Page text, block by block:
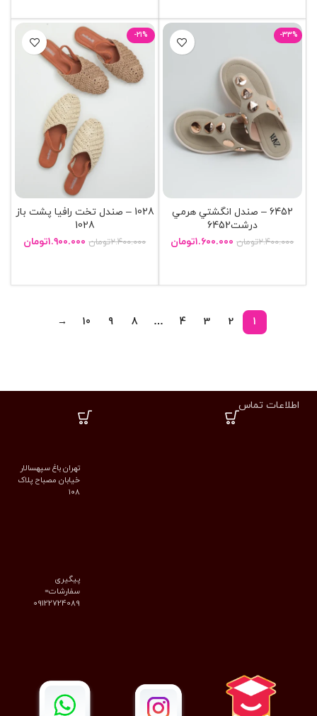
-33%
6452 – صندل انگشتي هرمي
درشت6452
۲.۴۰۰.۰۰۰تومان ۱.۶۰۰.۰۰۰تومان
-21%
1028 – صندل تخت رافيا پشت باز
1028
۲.۴۰۰.۰۰۰تومان ۱.۹۰۰.۰۰۰تومان
1
2
3
4
…
8
9
10
→
اطلاعات تماس
تهران باغ سپهسالار
خیابان مصباح پلاک
۱۰۸
پیگیری
سفارشات=
09122724089